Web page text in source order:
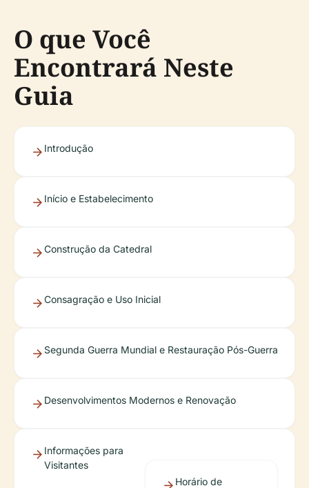
O que Você
Encontrará Neste
Guia
Introdução
Início e Estabelecimento
Construção da Catedral
Consagração e Uso Inicial
Segunda Guerra Mundial e Restauração Pós-Guerra
Desenvolvimentos Modernos e Renovação
Informações para
Visitantes
Horário de